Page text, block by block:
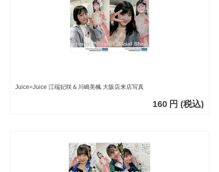
Juice=Juice 江端妃咲＆川嶋美楓 大阪店来店写真
160 円 (税込)